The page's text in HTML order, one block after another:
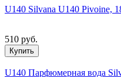
U140 Silvana U140 Pivoine,
510 руб.
Купить
U140 Парфюмерная вода